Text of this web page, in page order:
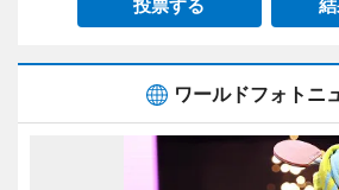
投票する
ワールドフォトニ